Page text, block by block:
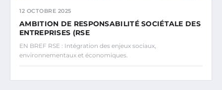
12 OCTOBRE 2025
AMBITION DE RESPONSABILITÉ SOCIÉTALE DES
ENTREPRISES (RSE
EN BREF RSE : Intégration des enjeux sociaux,
environnementaux et économiques.